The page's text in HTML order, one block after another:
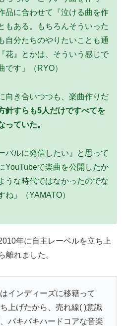
品に合わせて『泣ける曲を作
もある。もちろんそういった
自分たちのやりたいことも通
花』とかは、そういう感じで
です」（RYO）
向き合いつつも、楽曲作りだ
針すらも5人だけですべてを
っていた。
バルに発信したい』と思って
YouTubeで楽曲を公開したか
うな時代ではなかったのでな
」（YAMATO）
年に自主レーベルを立ち上
離れました。
インディーズに移籍って
上げたから、売れ線( )意識
バキバキハードコアな音楽